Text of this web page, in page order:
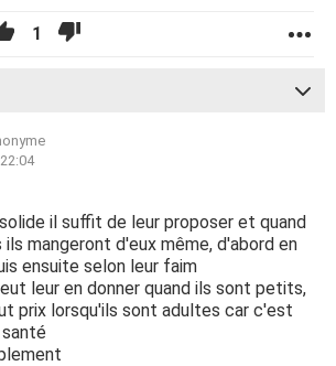
1
il suffit de leur proposer et quand
mangeront d'eux même, d'abord en
ensuite selon leur faim
leur en donner quand ils sont petits,
prix lorsqu'ils sont adultes car c'est